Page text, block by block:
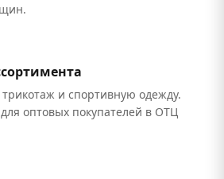
и спортивную одежду.
оптовых покупателей в ОТЦ